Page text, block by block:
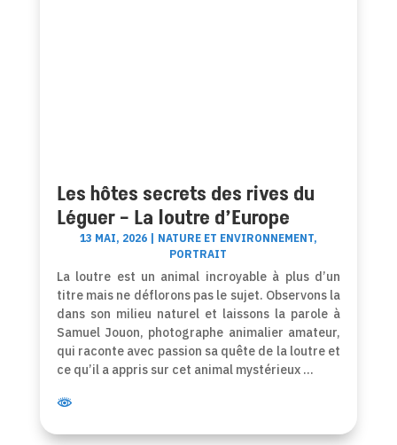
Les hôtes secrets des rives du
Léguer – La loutre d’Europe
13 MAI, 2026| NATURE ET ENVIRONNEMENT,
PORTRAIT
La loutre est un animal incroyable à plus d’un
titre mais ne déflorons pas le sujet. Observons la
dans son milieu naturel et laissons la parole à
Samuel Jouon, photographe animalier amateur,
qui raconte avec passion sa quête de la loutre et
ce qu’il a appris sur cet animal mystérieux …